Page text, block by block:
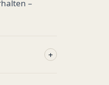
–
+